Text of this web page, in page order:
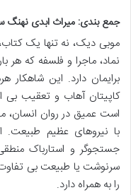
جمع بندی: میراث ابدی نهنگ
موبی دیک، نه تنها یک
نماد، ماجرا و فلسفه که هر
برایمان دارد. این شاهکار
کاپیتان آهاب و تعقیب بی
است عمیق در روان انسان،
با نیروهای عظیم
جستجوگر و استارباک
سرنوشت یا طبیعت بی تفاوت
را به همراه دارد.